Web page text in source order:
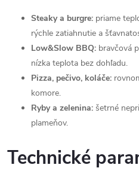
Steaky a burgre: priame
rýchle zatiahnutie a
Low&Slow BBQ: bravčová
nízka teplota bez dohľadu.
Pizza, pečivo, koláče:
komore.
Ryby a zelenina: šetrné
plameňov.
Technické